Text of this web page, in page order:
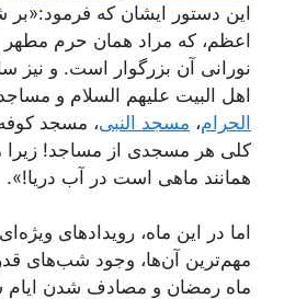
این دستور ایشان که فرمود:«بر
اعظم، که مراد همان حرم مطهر
نورانی آن بزرگوار است. و نیز
اهل البیت علیهم السلام و
الحرام، مسجد النبی، مسجد
کلی هر مسجدی از مساجد!
همانند ماهی است در آب دریا!».
اما در این ماه، رویدادهای
ماه رمضان و مصادف شدن